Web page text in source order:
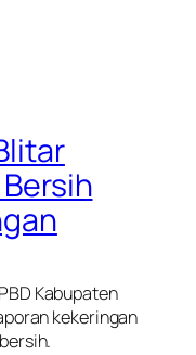
Kabupaten
kekeringan